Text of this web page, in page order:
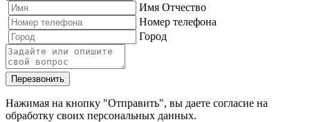
Имя Отчество
Номер телефона
Город
Перезвонить
Нажимая на кнопку "Отправить", вы даете согласие на
обработку своих персональных данных.